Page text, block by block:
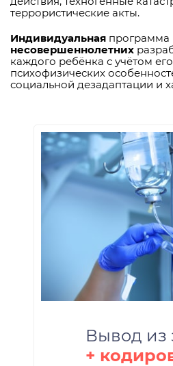
Вывод из
+
террористические акты.
Индивидуальная программа
несовершеннолетних
каждого ребёнка с учётом
психофизических
социальной дезадаптации и